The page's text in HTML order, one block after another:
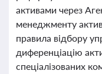
активами через
менеджменту
правила відбору
диференціацію
спеціалізованих